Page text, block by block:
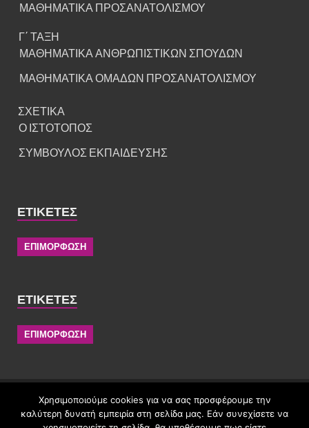
ΜΑΘΗΜΑΤΙΚΑ ΠΡΟΣΑΝΑΤΟΛΙΣΜΟΥ
Γ΄ ΤΑΞΗ
ΜΑΘΗΜΑΤΙΚΑ ΑΝΘΡΩΠΙΣΤΙΚΩΝ ΣΠΟΥΔΩΝ
ΜΑΘΗΜΑΤΙΚΑ ΟΜΑΔΩΝ ΠΡΟΣΑΝΑΤΟΛΙΣΜΟΥ
ΣΧΕΤΙΚΑ
Ο ΙΣΤΟΤΟΠΟΣ
ΣΥΜΒΟΥΛΟΣ ΕΚΠΑΙΔΕΥΣΗΣ
ΕΤΙΚΈΤΕΣ
ΕΠΙΜΟΡΦΩΣΗ
ΕΤΙΚΈΤΕΣ
ΕΠΙΜΟΡΦΩΣΗ
Το περιεχόμενο αρχείων που εμφανίζει το ονοματεπώνυμο του
διαχειριστή αποτελεί προσωπικό δημιούργημα και
προστατεύεται από το νόμο περί πνευματικών δικαιωμάτων.
Χρησιμοποιούμε cookies για να σας προσφέρουμε την
καλύτερη δυνατή εμπειρία στη σελίδα μας. Εάν συνεχίσετε να